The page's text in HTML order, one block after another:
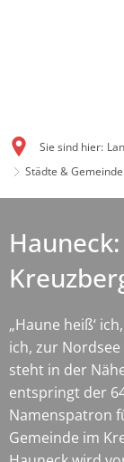
Sie sind hier:
Städte &
„Haune heiß‘
ich, zur Nordsee
steht in der
entspringt der
Namenspatron
Gemeinde im